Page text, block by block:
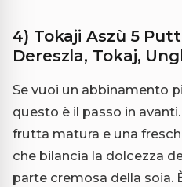
4) Tokaji Aszù 5
Dereszla, Tokaj,
Se vuoi un abbinamento
questo è il passo in
frutta matura e una
che bilancia la dolcezza
parte cremosa della soia.